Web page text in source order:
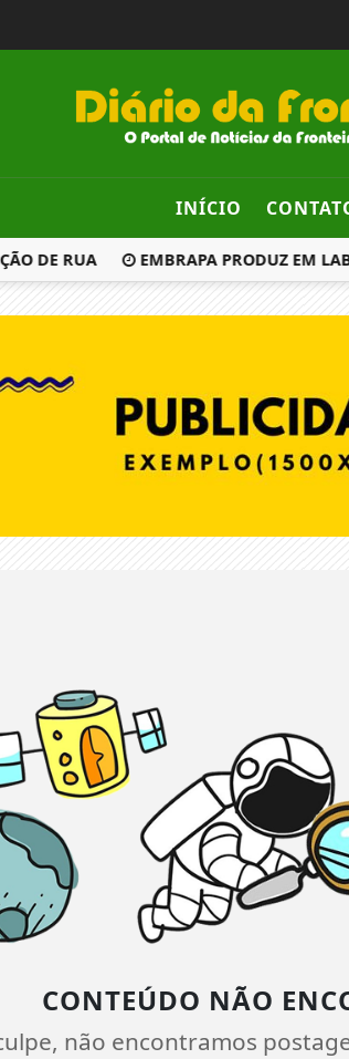
INÍCIO
DE RUA EMBRAPA PRODUZ EM
CONTEÚDO NÃO
não encontramos